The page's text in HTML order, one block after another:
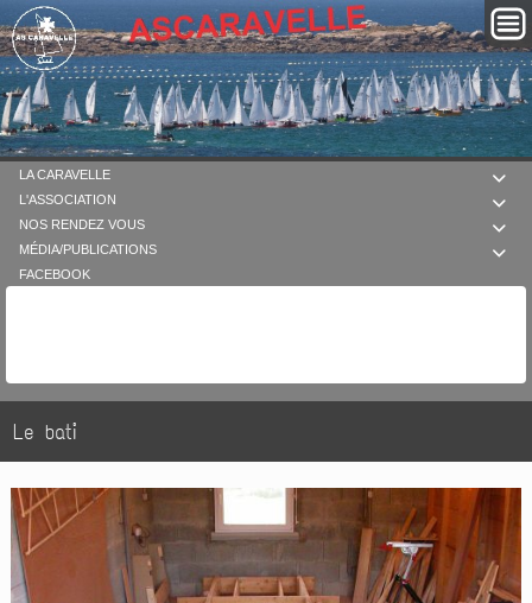

LA CARAVELLE

L'ASSOCIATION

NOS RENDEZ VOUS

MÉDIA/PUBLICATIONS
FACEBOOK
Le bati